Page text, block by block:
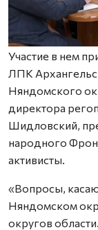
Участие в нем
ЛПК
Няндомского
директора
Шидловский,
народного
активисты.
«Вопросы,
Няндомском
округов